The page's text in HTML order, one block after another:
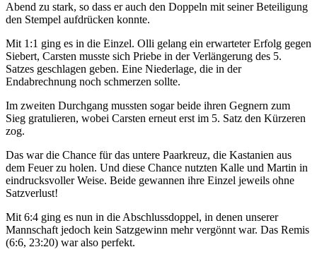
Abend zu stark, so dass er auch den Doppeln mit seiner Beteiligung
den Stempel aufdrücken konnte.
Mit 1:1 ging es in die Einzel. Olli gelang ein erwarteter Erfolg gegen
Siebert, Carsten musste sich Priebe in der Verlängerung des 5.
Satzes geschlagen geben. Eine Niederlage, die in der
Endabrechnung noch schmerzen sollte.
Im zweiten Durchgang mussten sogar beide ihren Gegnern zum
Sieg gratulieren, wobei Carsten erneut erst im 5. Satz den Kürzeren
zog.
Das war die Chance für das untere Paarkreuz, die Kastanien aus
dem Feuer zu holen. Und diese Chance nutzten Kalle und Martin in
eindrucksvoller Weise. Beide gewannen ihre Einzel jeweils ohne
Satzverlust!
Mit 6:4 ging es nun in die Abschlussdoppel, in denen unserer
Mannschaft jedoch kein Satzgewinn mehr vergönnt war. Das Remis
(6:6, 23:20) war also perfekt.